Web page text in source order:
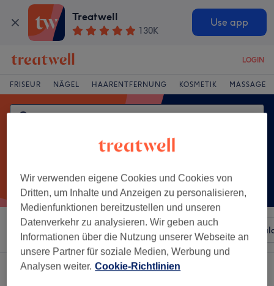
Treatwell
130K
Use app
LOGIN
FRISEUR NÄGEL HAARENTFERNUNG KOSMETIK MASSAGE
Sortieren nach Beliebiger Preis Besonderheiten
Ein Salon, der anbietet:
Wir verwenden eigene Cookies und Cookies von
Dritten, um Inhalte und Anzeigen zu personalisieren,
Medienfunktionen bereitzustellen und unseren
Datenverkehr zu analysieren. Wir geben auch
Informationen über die Nutzung unserer Webseite an
unsere Partner für soziale Medien, Werbung und
Analysen weiter. Cookie-Richtlinien